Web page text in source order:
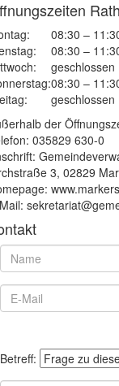
08:30 –
08:30 –
geschlossen
08:30 –
geschlossen
der
035829 630-0
3, 02829
Betreff: